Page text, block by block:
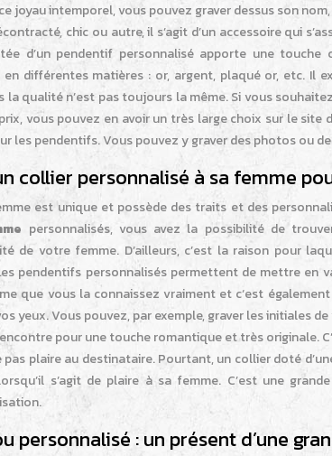
joyau intemporel, vous pouvez graver dessus son
chic ou autre, il s’agit d’un accessoire qui
d’un pendentif personnalisé apporte une
en différentes matières : or, argent, plaqué or, etc. Il
la qualité n’est pas toujours la même. Si vous
vous pouvez en avoir un très large choix sur le site
les pendentifs. Vous pouvez y graver des photos ou
collier personnalisé à sa femme
est unique et possède des traits et des
personnalisés, vous avez la possibilité de
de votre femme. D’ailleurs, c’est la raison pour
pendentifs personnalisés permettent de mettre en
que vous la connaissez vraiment et c‘est
yeux. Vous pouvez, par exemple, graver les initiales
pour une touche romantique et très originale.
pas plaire au destinataire. Pourtant, un collier doté
s’agit de plaire à sa femme. C’est une
personnalisé : un présent d’une